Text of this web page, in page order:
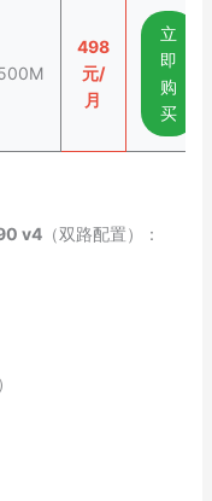
498
元/
月
立
即
购
买
v4（双路配置）：